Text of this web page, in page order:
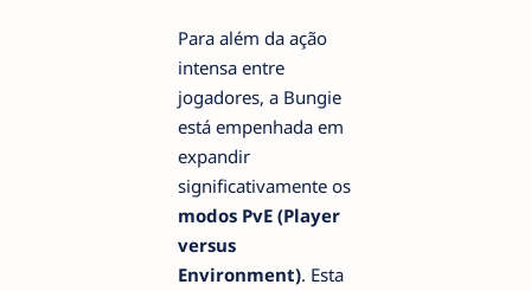
Para além da ação
intensa entre
jogadores, a Bungie
está empenhada em
expandir
significativamente os
modos PvE (Player
versus
Environment). Esta